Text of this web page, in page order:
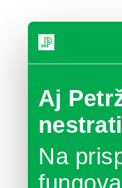
Aj
Na